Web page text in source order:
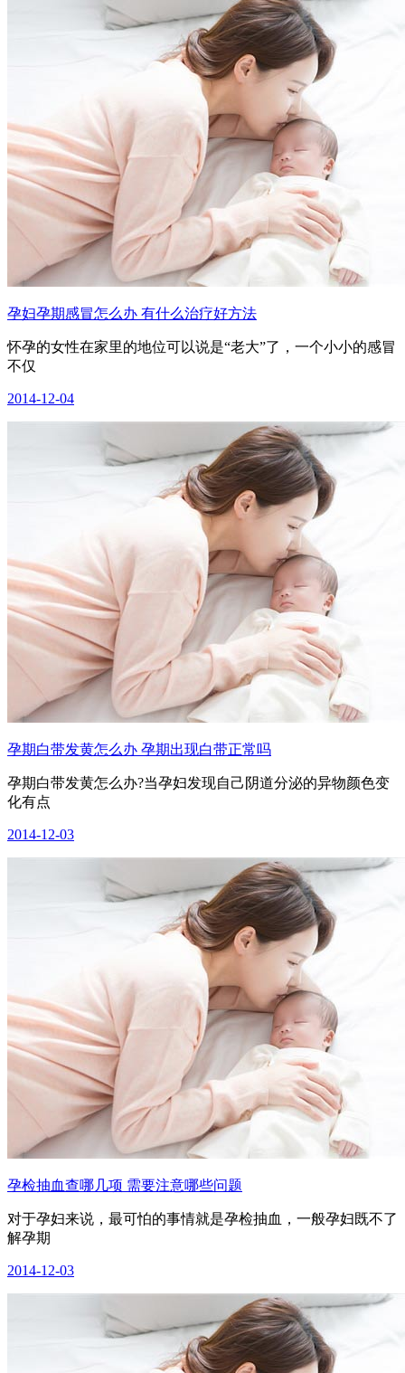
孕妇孕期感冒怎么办 有什么治疗好方法
怀孕的女性在家里的地位可以说是“老大”了，一个小小的感冒
不仅
2014-12-04
孕期白带发黄怎么办 孕期出现白带正常吗
孕期白带发黄怎么办?当孕妇发现自己阴道分泌的异物颜色变
化有点
2014-12-03
孕检抽血查哪几项 需要注意哪些问题
对于孕妇来说，最可怕的事情就是孕检抽血，一般孕妇既不了
解孕期
2014-12-03